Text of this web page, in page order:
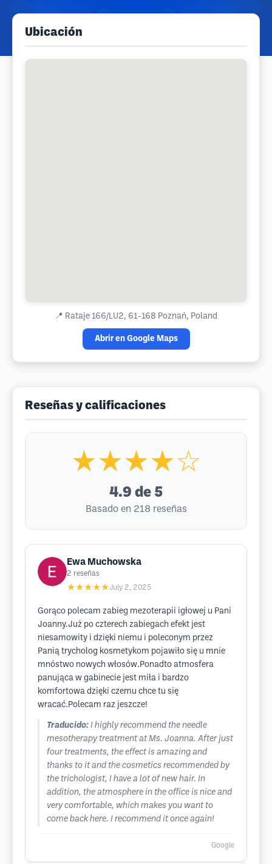
Ubicación
📍 Rataje 166/LU2, 61-168 Poznań, Poland
Abrir en Google Maps
Reseñas y calificaciones
★★★★☆
4.9 de 5
Basado en 218 reseñas
Ewa Muchowska
2 reseñas
★★★★★July 2, 2025
Gorąco polecam zabieg mezoterapii igłowej u Pani
Joanny.Już po czterech zabiegach efekt jest
niesamowity i dzięki niemu i poleconym przez
Panią trycholog kosmetykom pojawiło się u mnie
mnóstwo nowych włosów.Ponadto atmosfera
panująca w gabinecie jest miła i bardzo
komfortowa dzięki czemu chce tu się
wracać.Polecam raz jeszcze!
Traducido: I highly recommend the needle
mesotherapy treatment at Ms. Joanna. After just
four treatments, the effect is amazing and
thanks to it and the cosmetics recommended by
the trichologist, I have a lot of new hair. In
addition, the atmosphere in the office is nice and
very comfortable, which makes you want to
come back here. I recommend it once again!
Google